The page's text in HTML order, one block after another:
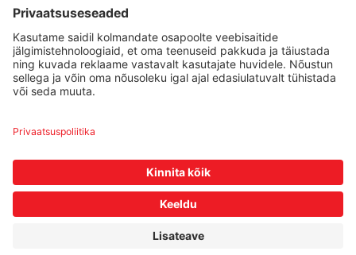
Traktorid
Kasutatud tehnika
Kontakt
Müügitingimused|Privaatsuspoliitika